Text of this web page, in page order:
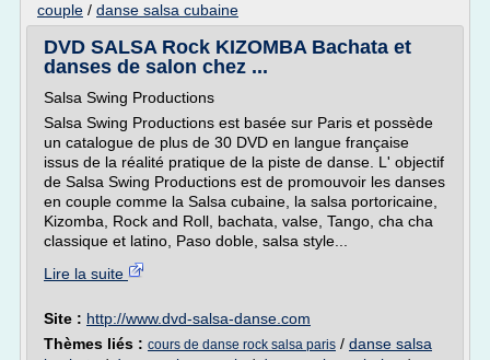
couple / danse salsa cubaine
DVD SALSA Rock KIZOMBA Bachata et
danses de salon chez ...
Salsa Swing Productions
Salsa Swing Productions est basée sur Paris et possède
un catalogue de plus de 30 DVD en langue française
issus de la réalité pratique de la piste de danse. L' objectif
de Salsa Swing Productions est de promouvoir les danses
en couple comme la Salsa cubaine, la salsa portoricaine,
Kizomba, Rock and Roll, bachata, valse, Tango, cha cha
classique et latino, Paso doble, salsa style...
Lire la suite
Site : http://www.dvd-salsa-danse.com
Thèmes liés : cours de danse rock salsa paris / danse salsa